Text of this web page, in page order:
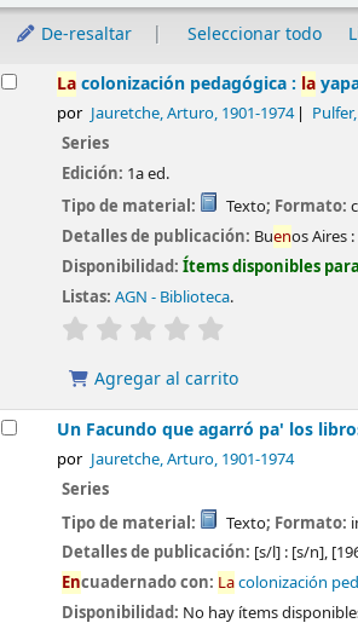
De-resaltar Seleccionar todo
Resultados
Lacolonización pedagógica : la
por Jauretche, Arturo, 1901-1974
Series
Edición: 1a ed.
Tipo de material:
Texto; Formato:
Detalles de publicación: Buenos Aires :
Disponibilidad:Ítems disponibles
Listas: AGN - Biblioteca.
valoración
Agregar al carrito
Un Facundo que agarró pa' los
por Jauretche, Arturo, 1901-1974
Series
Tipo de material:
Texto; Formato:
Detalles de publicación: [s/l] : [s/n],
Encuadernado con: Lacolonización
Disponibilidad: No hay ítems